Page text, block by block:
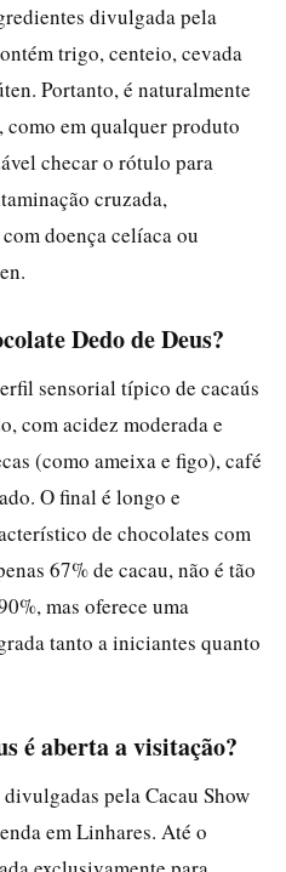
divulgada pela
trigo, centeio, cevada
Portanto, é naturalmente
em qualquer produto
checar o rótulo para
cruzada,
doença celíaca ou
Dedo de Deus?
sensorial típico de cacaús
com acidez moderada e
(como ameixa e figo), café
O final é longo e
de chocolates com
67% de cacau, não é tão
mas oferece uma
tanto a iniciantes quanto
é aberta a visitação?
pela Cacau Show
em Linhares. Até o